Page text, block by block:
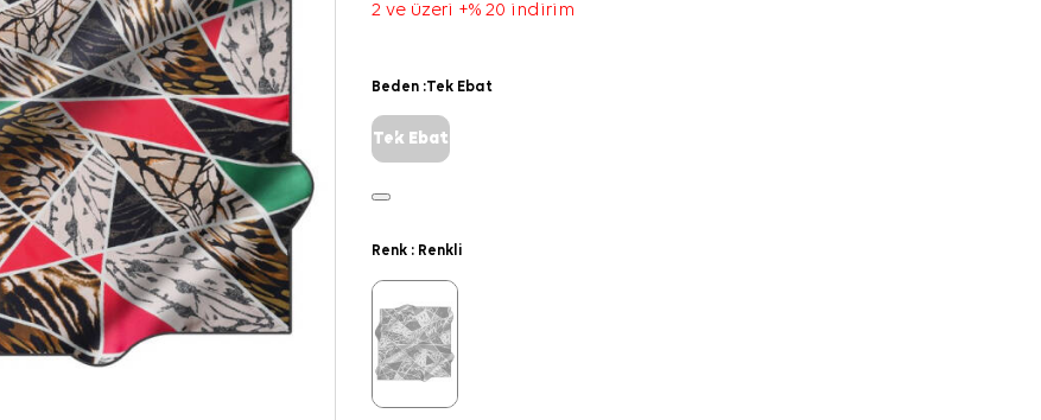
2 ve üzeri +% 20 indirim
Beden :Tek Ebat
Tek Ebat
Renk : Renkli